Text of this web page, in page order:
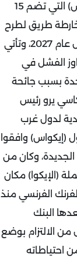
وافقت دول (إيكواس) التي تضم 15
طريق لطرح
عملة موحدة بحلول عام 2027، وتأتي
الفشل في
بسبب جائحة
يرو رئيس
لدول غرب
(إيكواس) وافقوا
وكان من
(الإيكوا) مكان
الفرنسي منذ
بعدها البنك
من الالتزام بوضع
50% من احتياطاته